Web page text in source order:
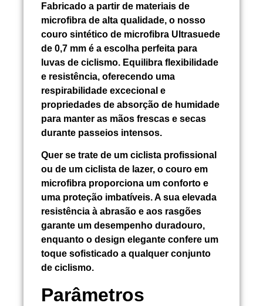
Fabricado a partir de materiais de
microfibra de alta qualidade, o nosso
couro sintético de microfibra Ultrasuede
de 0,7 mm é a escolha perfeita para
luvas de ciclismo. Equilibra flexibilidade
e resistência, oferecendo uma
respirabilidade excecional e
propriedades de absorção de humidade
para manter as mãos frescas e secas
durante passeios intensos.
Quer se trate de um ciclista profissional
ou de um ciclista de lazer, o couro em
microfibra proporciona um conforto e
uma proteção imbatíveis. A sua elevada
resistência à abrasão e aos rasgões
garante um desempenho duradouro,
enquanto o design elegante confere um
toque sofisticado a qualquer conjunto
de ciclismo.
Parâmetros